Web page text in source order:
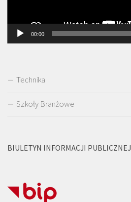
00:00
Technika
Szkoły Branżowe
BIULETYN INFORMACJI PUBLICZNEJ